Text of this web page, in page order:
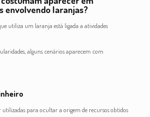
envolvendo laranjas?
utiliza um laranja está ligada a atividades
alguns cenários aparecem com
utilizadas para ocultar a origem de recursos obtidos